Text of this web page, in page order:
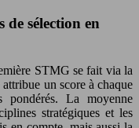
sélection en
STMG se fait via la
un score à chaque
pondérés. La moyenne
stratégiques et les